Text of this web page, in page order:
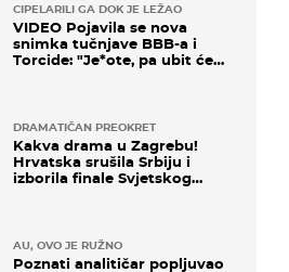
CIPELARILI GA DOK JE LEŽAO
VIDEO Pojavila se nova
snimka tučnjave BBB-a i
Torcide: "Je*ote, pa ubit će
DRAMATIČAN PREOKRET
Kakva drama u Zagrebu!
Hrvatska srušila Srbiju i
izborila finale Svjetskog
AU, OVO JE RUŽNO
Poznati analitičar popljuvao